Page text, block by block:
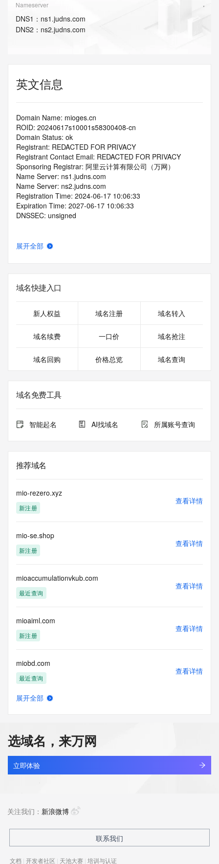
Nameserver
DNS1 ： ns1.judns.com
DNS2 ： ns2.judns.com
英文信息
Domain Name: mioges.cn
ROID: 20240617s10001s58300408-cn
Domain Status: ok
Registrant: REDACTED FOR PRIVACY
Registrant Contact Email: REDACTED FOR PRIVACY
Sponsoring Registrar: 阿里云计算有限公司（万网）
Name Server: ns1.judns.com
Name Server: ns2.judns.com
Registration Time: 2024-06-17 10:06:33
Expiration Time: 2027-06-17 10:06:33
DNSSEC: unsigned
展开全部
域名快捷入口
新人权益 域名注册 域名转入
域名续费 一口价 域名抢注
域名回购 价格总览 域名查询
域名免费工具
智能起名 AI找域名 所属账号查询
推荐域名
mio-rezero.xyz
新注册
查看详情
mio-se.shop
新注册
查看详情
mioaccumulationvkub.com
最近查询
查看详情
mioaiml.com
新注册
查看详情
miobd.com
最近查询
查看详情
mioclass.com
新注册
查看详情
新注册
展开全部
选域名，来万网
立即体验
关注我们： 新浪微博
联系我们
文档 | 开发者社区 | 天池大赛 | 培训与认证